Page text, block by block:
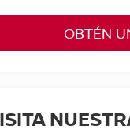
OBTÉN